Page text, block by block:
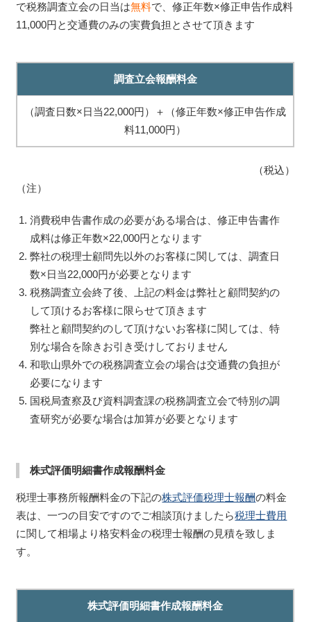
で税務調査立会の日当は無料で、修正年数×修正申告作成料
11,000円と交通費のみの実費負担とさせて頂きます
調査立会報酬料金
（調査日数×日当22,000円）＋（修正年数×修正申告作成
料11,000円）
（税込）
（注）
消費税申告書作成の必要がある場合は、修正申告書作
成料は修正年数×22,000円となります
弊社の税理士顧問先以外のお客様に関しては、調査日
数×日当22,000円が必要となります
税務調査立会終了後、上記の料金は弊社と顧問契約の
して頂けるお客様に限らせて頂きます
弊社と顧問契約のして頂けないお客様に関しては、特
別な場合を除きお引き受けしておりません
和歌山県外での税務調査立会の場合は交通費の負担が
必要になります
国税局査察及び資料調査課の税務調査立会で特別の調
査研究が必要な場合は加算が必要となります
株式評価明細書作成報酬料金
税理士事務所報酬料金の下記の株式評価税理士報酬の料金
表は、一つの目安ですのでご相談頂けましたら税理士費用
に関して相場より格安料金の税理士報酬の見積を致しま
す。
株式評価明細書作成報酬料金